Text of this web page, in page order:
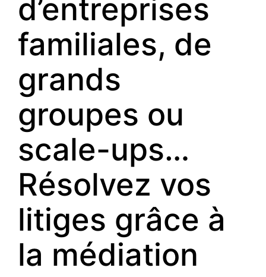
d’entreprises
familiales, de
grands
groupes ou
scale-ups…
Résolvez vos
litiges grâce à
la médiation